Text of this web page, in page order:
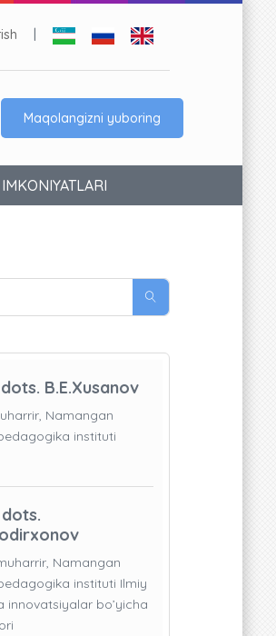
Maqolangizni yuboring
B.E.Xusanov
Namangan
instituti
Namangan
instituti Ilmiy
innovatsiyalar bo’yicha